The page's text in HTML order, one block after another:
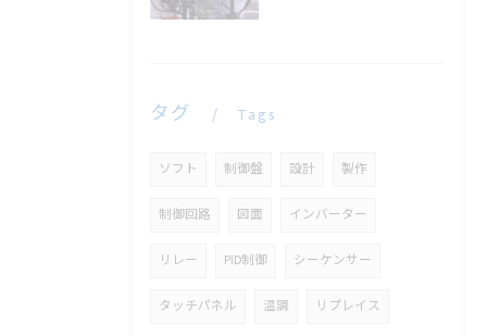
タグ Tags
ソフト 制御盤 設計 製作
制御回路 図面 インバーター
リレー PID制御 シーケンサー
タッチパネル 温調 リプレイス